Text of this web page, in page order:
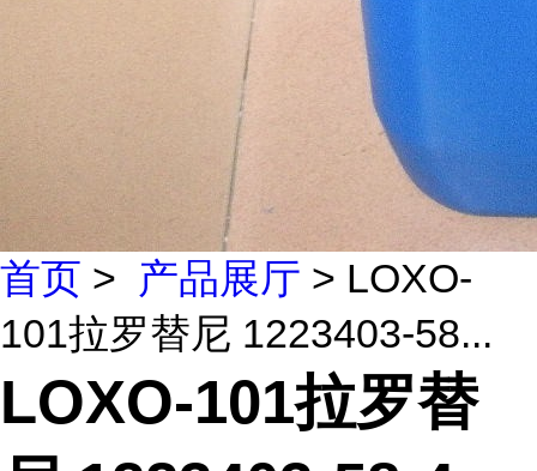
首页 > 产品展厅 > LOXO-
101拉罗替尼 1223403-58...
LOXO-101拉罗替